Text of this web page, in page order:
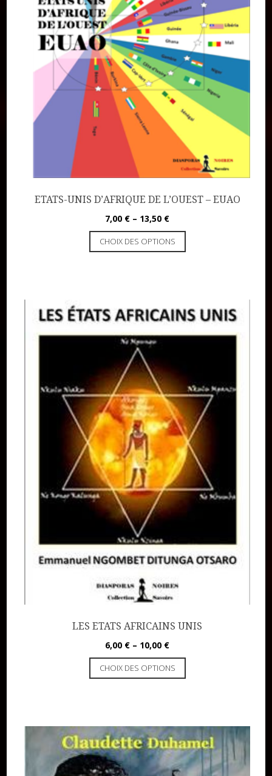
ETATS-UNIS D’AFRIQUE DE L’OUEST – EUAO
7,00 € – 13,50 €
CHOIX DES OPTIONS
LES ETATS AFRICAINS UNIS
6,00 € – 10,00 €
CHOIX DES OPTIONS